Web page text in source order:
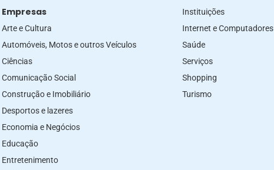
Empresas
Arte e Cultura
Automóveis, Motos e outros Veículos
Ciências
Comunicação Social
Construção e Imobiliário
Desportos e lazeres
Economia e Negócios
Educação
Entretenimento
Instituições
Internet e Computadores
Saúde
Serviços
Shopping
Turismo